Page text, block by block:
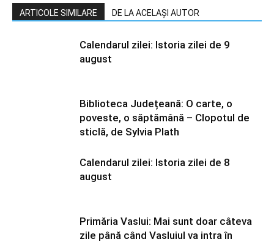
ARTICOLE SIMILARE DE LA ACELAȘI AUTOR
Calendarul zilei: Istoria zilei de 9
august
Biblioteca Județeană: O carte, o
poveste, o săptămână – Clopotul de
sticlă, de Sylvia Plath
Calendarul zilei: Istoria zilei de 8
august
Primăria Vaslui: Mai sunt doar câteva
zile până când Vasluiul va intra în